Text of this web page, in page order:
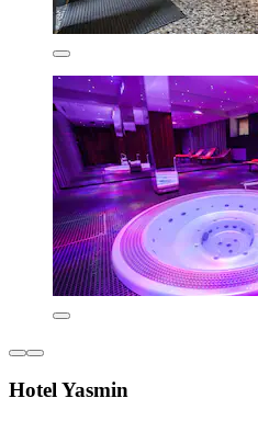
Hotel Yasmin